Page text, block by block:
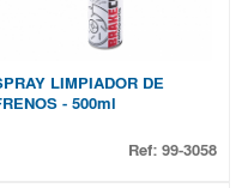
LIMPIADOR DE
- 500ml
Ref: 99-3058